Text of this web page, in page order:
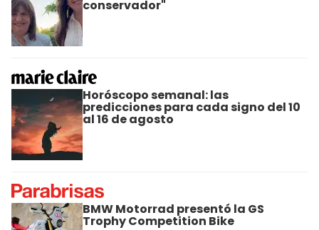
conservador"
Horóscopo semanal: las
predicciones para cada signo del 10
al 16 de agosto
BMW Motorrad presentó la GS
Trophy Competition Bike